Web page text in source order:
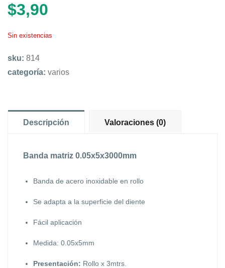
$3,90
Sin existencias
sku: 814
categoría: varios
Descripción Valoraciones (0)
Banda matriz 0.05x5x3000mm
Banda de acero inoxidable en rollo
Se adapta a la superficie del diente
Fácil aplicación
Medida: 0.05x5mm
Presentación: Rollo x 3mtrs.